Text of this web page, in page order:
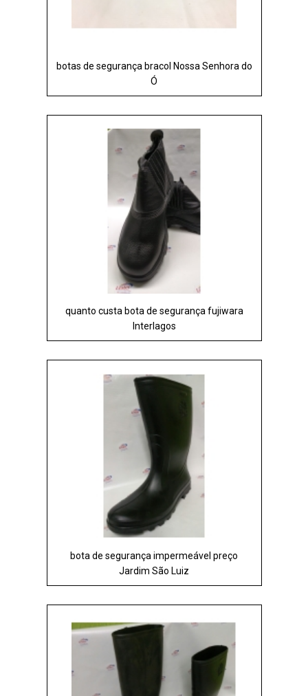
botas de segurança bracol Nossa Senhora do
Ó
quanto custa bota de segurança fujiwara
Interlagos
bota de segurança impermeável preço
Jardim São Luiz